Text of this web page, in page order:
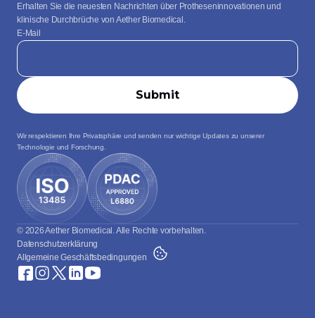
Erhalten Sie die neuesten Nachrichten über Protheseninnovationen und
klinische Durchbrüche von Aether Biomedical.
E-Mail
Wir respektieren Ihre Privatsphäre und senden nur wichtige Updates zu unserer
Technologie und Forschung.
© 2026 Aether Biomedical. Alle Rechte vorbehalten.
Datenschutzerklärung
Allgemeine Geschäftsbedingungen